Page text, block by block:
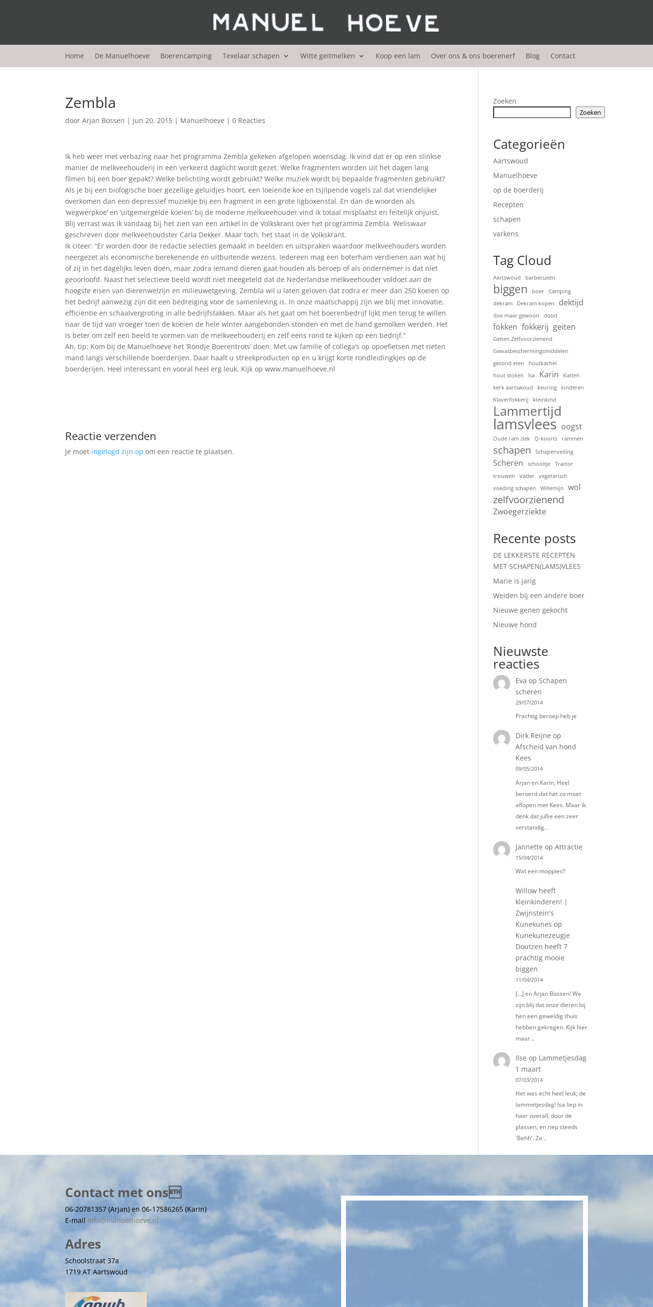
Home De Manuelhoeve Boerencamping Texelaar schapen Witte geitmelken Koop een lam Over ons & ons boerenerf Blog Contact
Zembla
doorArjan Bossen | jun 20, 2015 | Manuelhoeve |0 Reacties
Ik heb weer met verbazing naar het programma Zembla gekeken afgelopen woensdag. Ik vind dat er op een slinkse
manier de melkveehouderij in een verkeerd daglicht wordt gezet. Welke fragmenten worden uit het dagen lang
filmen bij een boer gepakt? Welke belichting wordt gebruikt? Welke muziek wordt bij bepaalde fragmenten gebruikt?
Als je bij een biologische boer gezellige geluidjes hoort, een loeiende koe en tsjilpende vogels zal dat vriendelijker
overkomen dan een depressief muziekje bij een fragment in een grote ligboxenstal. En dan de woorden als
‘wegwerpkoe’ en ‘uitgemergelde koeien’ bij de moderne melkveehouder vind ik totaal misplaatst en feitelijk onjuist.
Blij verrast was ik vandaag bij het zien van een artikel in de Volkskrant over het programma Zembla. Weliswaar
geschreven door melkveehoudster Carla Dekker. Maar toch, het staat in de Volkskrant.
Ik citeer: “Er worden door de redactie selecties gemaakt in beelden en uitspraken waardoor melkveehouders worden
neergezet als economische berekenende en uitbuitende wezens. Iedereen mag een boterham verdienen aan wat hij
of zij in het dagelijks leven doen, maar zodra iemand dieren gaat houden als beroep of als ondernemer is dat niet
geoorloofd. Naast het selectieve beeld wordt niet meegeteld dat de Nederlandse melkveehouder voldoet aan de
hoogste eisen van dierenwelzijn en milieuwetgeving. Zembla wil u laten geloven dat zodra er meer dan 250 koeien op
het bedrijf aanwezig zijn dit een bedreiging voor de samenleving is. In onze maatschappij zijn we blij met innovatie,
efficiëntie en schaalvergroting in alle bedrijfstakken. Maar als het gaat om het boerenbedrijf lijkt men terug te willen
naar de tijd van vroeger toen de koeien de hele winter aangebonden stonden en met de hand gemolken werden. Het
is beter om zelf een beeld te vormen van de melkveehouderij en zelf eens rond te kijken op een bedrijf.”
Ah, tip: Kom bij de Manuelhoeve het ‘Rondje Boerentrots’ doen. Met uw familie of collega’s op opoefietsen met rieten
mand langs verschillende boerderijen. Daar haalt u streekproducten op en u krijgt korte rondleidingkjes op de
boerderijen. Heel interessant en vooral heel erg leuk. Kijk op www.manuelhoeve.nl
Reactie verzenden
Je moet ingelogd zijn op om een reactie te plaatsen.
Zoeken
Zoeken
Categorieën
Aartswoud
Manuelhoeve
op de boerderij
Recepten
schapen
varkens
Tag Cloud
Aartswoud barbecueën
biggen boer
Camping
dekram
Dekram kopen dektijd
doe maar gewoon dood
fokken fokkerij geiten
Geiten Zelfvoorzienend
Gewasbeschermingsmiddelen
gezond eten
houtkachel
hout stoken
Isa Karin
Katten
kerk aartswoud
keuring
kinderen
Klaverfokkerij
kleinkind
Lammertijd
lamsvlees oogst
Oude ram ziek Q-koorts rammen
schapen Schapenveiling
Scheren schooltje
Tractor
trouwen
Vader
vegetarisch
voeding schapen
Willemijn wol
zelfvoorzienend
Zwoegerziekte
Recente posts
DE LEKKERSTE RECEPTEN
MET SCHAPEN(LAMS)VLEES
Marie is jarig
Weiden bij een andere boer
Nieuwe genen gekocht
Nieuwe hond
Nieuwste
reacties
Eva op Schapen
scheren
29/07/2014
Prachtig beroep heb je
Dirk Reijne op
Afscheid van hond
Kees
09/05/2014
Arjan en Karin, Heel
beroerd dat het zo moet
aflopen met Kees. Maar ik
denk dat jullie een zeer
verstandig…
Jannette op Attractie
15/04/2014
Wat een moppies!!
Willow heeft
kleinkinderen! |
Zwijnstein's
Kunekunes op
Kunekunezeugje
Doutzen heeft 7
prachtig mooie
biggen
11/04/2014
[…] en Arjan Bossen! We
zijn blij dat onze dieren bij
hen een geweldig thuis
hebben gekregen. Kijk hier
maar…
Ilse op Lammetjesdag
1 maart
07/03/2014
Het was echt heel leuk; de
lammetjesdag! Isa liep in
haar overall, door de
plassen, en riep steeds
'Behh'. Ze…
Contact met ons
06-20781357 (Arjan) en 06-17586265 (Karin)
E-mail info@manuelhoeve.nl
Adres
Schoolstraat 37a
1719 AT Aartswoud